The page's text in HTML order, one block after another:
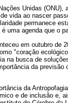
Unidas
vida ao nascer
permanece
uma agenda que o
em outubro de
"coração
na busca de
da previsão
da
e de inclusão e,